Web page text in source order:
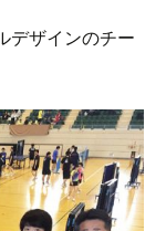
デザインのチー